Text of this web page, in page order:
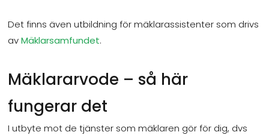
Det finns även utbildning för mäklarassistenter som drivs
avMäklarsamfundet.
Mäklararvode – så här
fungerar det
I utbyte mot de tjänster som mäklaren gör för dig, dvs